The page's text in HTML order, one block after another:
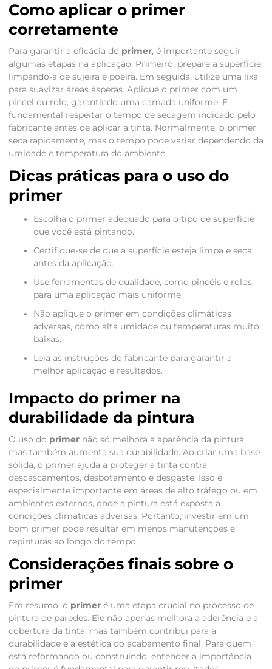
Como aplicar o primer
corretamente
Para garantir a eficácia do primer, é importante seguir
algumas etapas na aplicação. Primeiro, prepare a superfície,
limpando-a de sujeira e poeira. Em seguida, utilize uma lixa
para suavizar áreas ásperas. Aplique o primer com um
pincel ou rolo, garantindo uma camada uniforme. É
fundamental respeitar o tempo de secagem indicado pelo
fabricante antes de aplicar a tinta. Normalmente, o primer
seca rapidamente, mas o tempo pode variar dependendo da
umidade e temperatura do ambiente.
Dicas práticas para o uso do
primer
Escolha o primer adequado para o tipo de superfície
que você está pintando.
Certifique-se de que a superfície esteja limpa e seca
antes da aplicação.
Use ferramentas de qualidade, como pincéis e rolos,
para uma aplicação mais uniforme.
Não aplique o primer em condições climáticas
adversas, como alta umidade ou temperaturas muito
baixas.
Leia as instruções do fabricante para garantir a
melhor aplicação e resultados.
Impacto do primer na
durabilidade da pintura
O uso do primernão só melhora a aparência da pintura,
mas também aumenta sua durabilidade. Ao criar uma base
sólida, o primer ajuda a proteger a tinta contra
descascamentos, desbotamento e desgaste. Isso é
especialmente importante em áreas de alto tráfego ou em
ambientes externos, onde a pintura está exposta a
condições climáticas adversas. Portanto, investir em um
bom primer pode resultar em menos manutenções e
repinturas ao longo do tempo.
Considerações finais sobre o
primer
Em resumo, o primeré uma etapa crucial no processo de
pintura de paredes. Ele não apenas melhora a aderência e a
cobertura da tinta, mas também contribui para a
durabilidade e a estética do acabamento final. Para quem
está reformando ou construindo, entender a importância